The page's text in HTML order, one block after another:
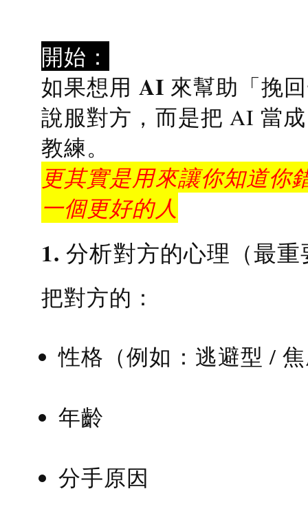
開始：
如果想用 AI 來幫助「挽
說服對方，而是把 AI 當
教練。
更其實是用來讓你知道你
一個更好的人
1. 分析對方的心理（最
把對方的：
性格（例如：逃避型 /
年齡
分手原因